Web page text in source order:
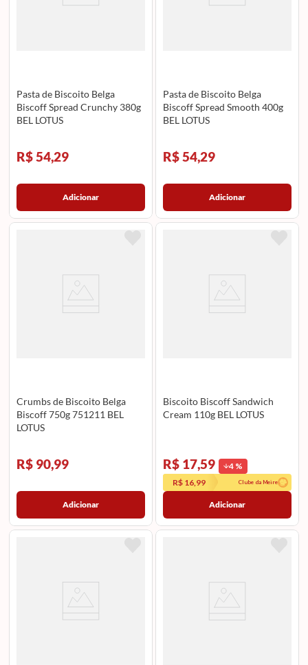
Pasta de Biscoito Belga
Biscoff Spread Crunchy 380g
BEL LOTUS
R$ 54,29
Adicionar
Pasta de Biscoito Belga
Biscoff Spread Smooth 400g
BEL LOTUS
R$ 54,29
Adicionar
Crumbs de Biscoito Belga
Biscoff 750g 751211 BEL
LOTUS
R$ 90,99
Adicionar
Biscoito Biscoff Sandwich
Cream 110g BEL LOTUS
R$ 17,59 4 %
R$ 16,99
Clube da Meire
Adicionar